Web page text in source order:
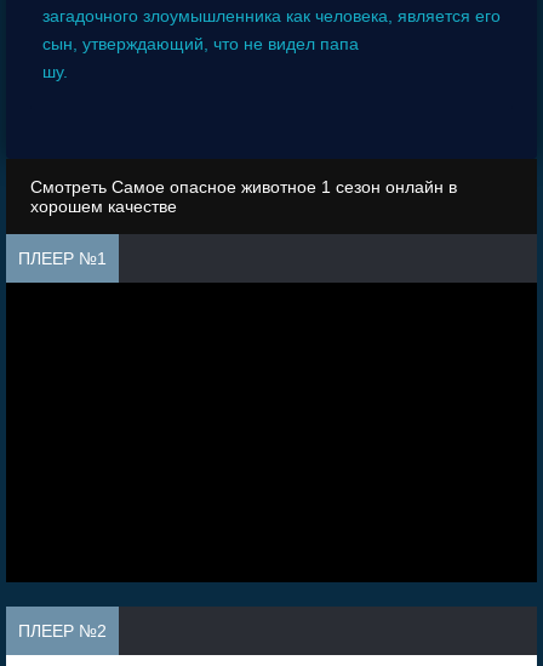
загадочного злоумышленника как человека, является его
сын, утверждающий, что не видел папа
шу.
Смотреть Самое опасное животное 1 сезон онлайн в
хорошем качестве
ПЛЕЕР №1
ПЛЕЕР №2